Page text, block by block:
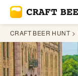
CRAFT BEER HUNT